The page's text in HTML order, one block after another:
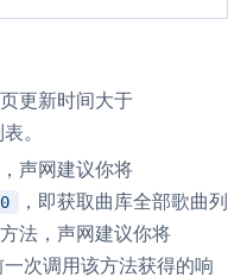
更新时间大于
。
声网建议你将
0
，即获取曲库全部歌曲列
法，声网建议你将
次调用该方法获得的响